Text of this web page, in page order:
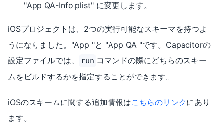
"App QA-Info.plist" に変更します。
iOSプロジェクトは、2つの実行可能なスキーマを持つよ
うになりました。"App "と "App QA "です。Capacitorの
設定ファイルでは、
run コマンドの際にどちらのスキー
ムをビルドするかを指定することができます。
iOSのスキームに関する追加情報はこちらのリンクにあり
ます。